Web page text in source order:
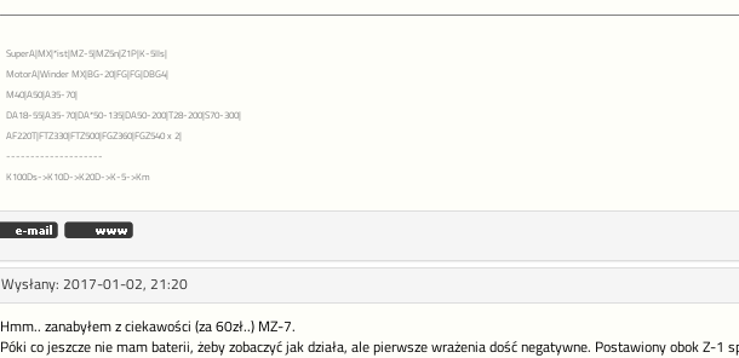
SuperA|MX|*ist|MZ-5|MZ5n|Z1P|K-5IIs|
MotorA|Winder MX|BG-20|FG|FG|DBG4|
M40|A50|A35-70|
DA18-55|A35-70|DA*50-135|DA50-200|T28-200|S70-300|
AF220T|FTZ330|FTZ500|FGZ360|FGZ540 x 2|
--------------------
K100Ds->K10D->K20D->K-5->Km
Wysłany: 2017-01-02, 21:20
Hmm.. zanabyłem z ciekawości (za 60zł..) MZ-7.
Póki co jeszcze nie mam baterii, żeby zobaczyć jak działa, ale pierwsze wrażenia dość negatywne. Postawiony obok Z-1